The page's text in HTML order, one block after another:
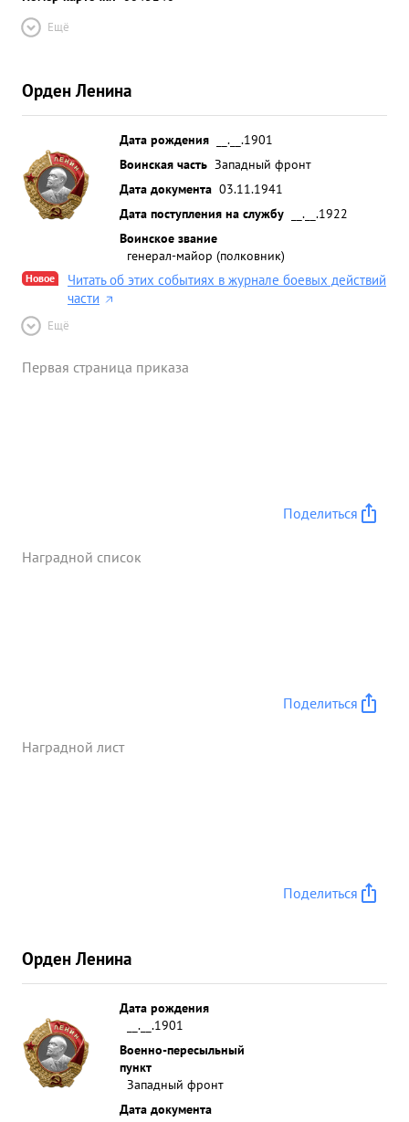
Ещё
Орден Ленина
Дата рождения
__.__.1901
Воинская часть Западный фронт
Дата документа 03.11.1941
Дата поступления на службу
__.__.1922
Воинское звание
генерал-майор (полковник)
Новое
Читать об этих событиях в журнале боевых действий
части
Ещё
Первая страница приказа
Поделиться
Наградной список
Поделиться
Наградной лист
Поделиться
Орден Ленина
Дата рождения
__.__.1901
Военно-пересыльный
пункт
Западный фронт
Дата документа